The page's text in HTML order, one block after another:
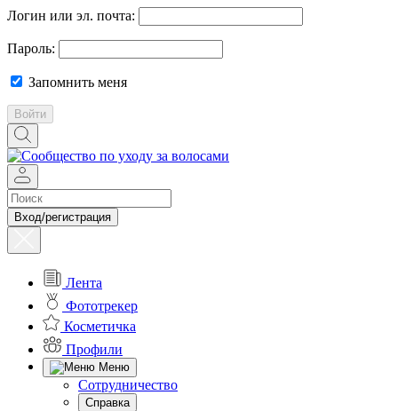
Логин или эл. почта:
Пароль:
Запомнить меня
Войти
Вход/регистрация
Лента
Фототрекер
Косметичка
Профили
Меню
Сотрудничество
Справка